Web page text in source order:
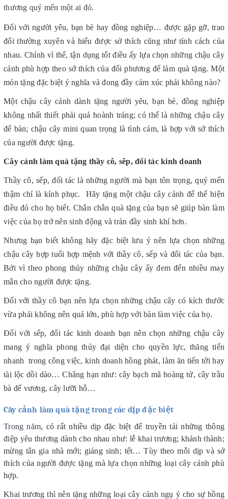
thương quý mến một ai đó.
Đối với người yêu, bạn bè hay đồng nghiệp… được gặp gỡ, trao
đổi thường xuyên và hiểu được sở thích cũng như tính cách của
nhau. Chính vì thế, tận dụng tốt điều ấy lựa chọn những chậu cây
cảnh phù hợp theo sở thích của đối phương để làm quà tặng. Một
món tặng đặc biệt ý nghĩa và đong đầy cảm xúc phải không nào?
Một chậu cây cảnh dành tặng người yêu, bạn bè, đồng nghiệp
không nhất thiết phải quá hoành tráng; có thể là những chậu cây
để bàn; chậu cây mini quan trọng là tình cảm, là hợp với sở thích
của người được tặng.
Cây cảnh làm quà tặng thầy cô, sêp, đối tác kinh doanh
Thầy cô, sếp, đối tác là những người mà bạn tôn trọng, quý mến
thậm chí là kính phục. Hãy tặng một chậu cây cảnh để thể hiện
điều đó cho họ biết. Chắn chắn quà tặng của bạn sẽ giúp bàn làm
việc của họ trở nên sinh động và tràn đầy sinh khí hơn.
Nhưng bạn biết không hãy đặc biệt lưu ý nên lựa chọn những
chậu cây hợp tuổi hợp mệnh với thầy cô, sếp và đối tác của bạn.
Bởi vì theo phong thủy những chậu cây ấy đem đến nhiều may
mắn cho người được tặng.
Đối với thầy cô bạn nên lựa chọn những chậu cây có kích thước
vừa phải không nên quá lớn, phù hợp với bàn làm việc của họ.
Đối với sếp, đối tác kinh doanh bạn nên chọn những chậu cây
mang ý nghĩa phong thủy đại diện cho quyền lực, thăng tiến
nhanh trong công việc, kinh doanh hồng phát, làm ăn tiến tới hay
tài lộc dồi dào… Chẳng hạn như: cây bạch mã hoàng tử, cây trầu
bà để vương, cây lưỡi hỗ…
Cây cảnh làm quà tặng trong các dịp đặc biệt
Trong năm, có rất nhiều dịp đặc biệt để truyền tải những thông
điệp yêu thương dành cho nhau như: lễ khai trương; khánh thành;
mừng tân gia nhà mới; giáng sinh; tết… Tùy theo mỗi dịp và sở
thích của người được tặng mà lựa chọn những loại cây cảnh phù
hợp.
Khai trương thì nên tặng những loại cây cảnh ngụ ý cho sự hồng